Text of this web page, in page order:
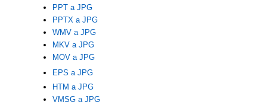
PPT a JPG
PPTX a JPG
WMV a JPG
MKV a JPG
MOV a JPG
EPS a JPG
HTM a JPG
VMSG a JPG